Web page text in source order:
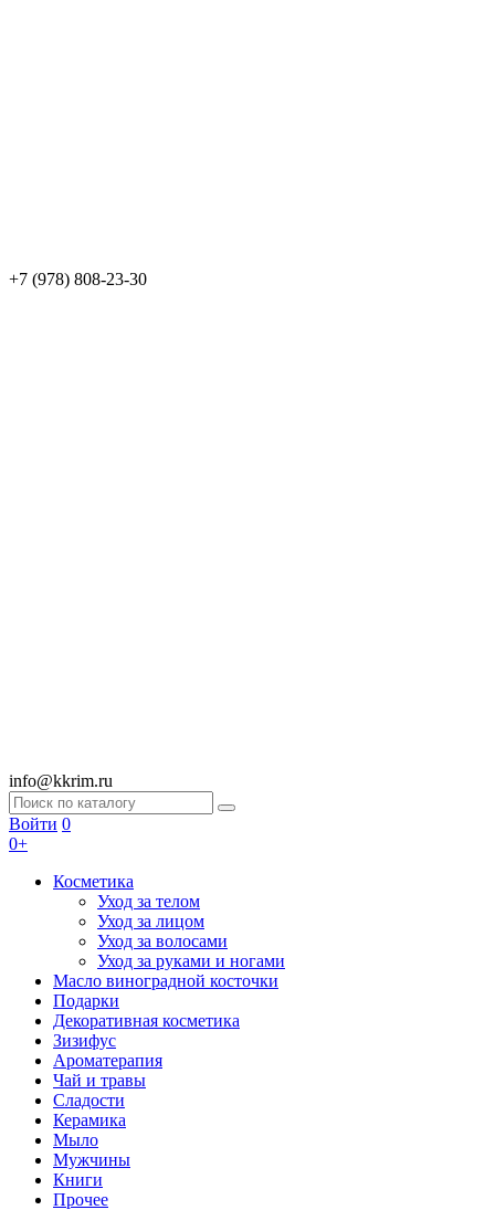
+7 (978) 808-23-30
info@kkrim.ru
Войти 0
0+
Косметика
Уход за телом
Уход за лицом
Уход за волосами
Уход за руками и ногами
Масло виноградной косточки
Подарки
Декоративная косметика
Зизифус
Ароматерапия
Чай и травы
Сладости
Керамика
Мыло
Мужчины
Книги
Прочее